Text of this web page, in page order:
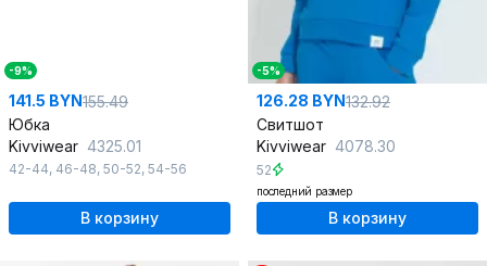
-9%
141.5 BYN155.49
Юбка
Kivviwear 4325.01
42-44, 46-48, 50-52, 54-56
В корзину
-5%
126.28 BYN132.92
Свитшот
Kivviwear 4078.30
52
последний размер
В корзину